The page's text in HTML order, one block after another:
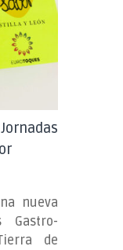
nueva
Gastro-
de